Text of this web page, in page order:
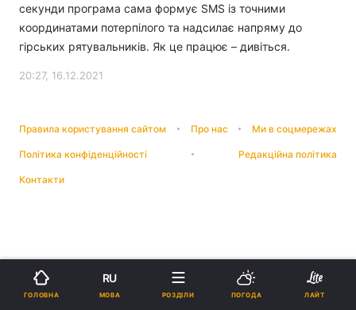
секунди програма сама формує SMS із точними
координатами потерпілого та надсилає напряму до
гірських рятувальників. Як це працює – дивіться.
20:27, 16.12.2021
Правила користування сайтом Про нас Ми в соцмережах
Політика конфіденційності Редакційна політика
Контакти
ГОЛОВНА
RU
МОВА РОЗДІЛИ ПОГОДА ЛАЙТ